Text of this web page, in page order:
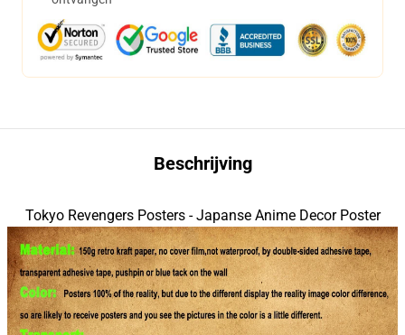
Beschrijving
Tokyo Revengers Posters - Japanse Anime Decor Poster